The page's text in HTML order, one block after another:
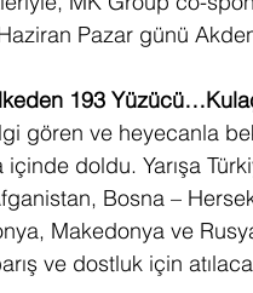
Pazar günü
193
gören ve heyecanla
doldu. Yarışa
Bosna –
Makedonya ve
ve dostluk için